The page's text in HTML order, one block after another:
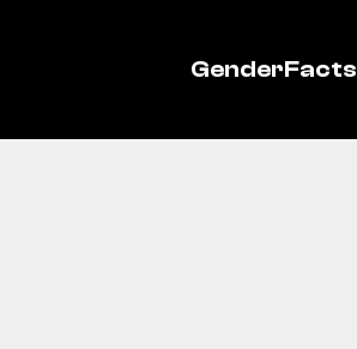
GenderFacts